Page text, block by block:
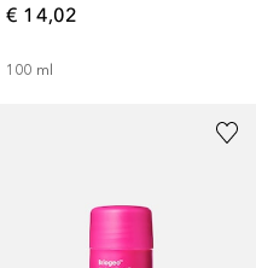
€ 14,02
100 ml